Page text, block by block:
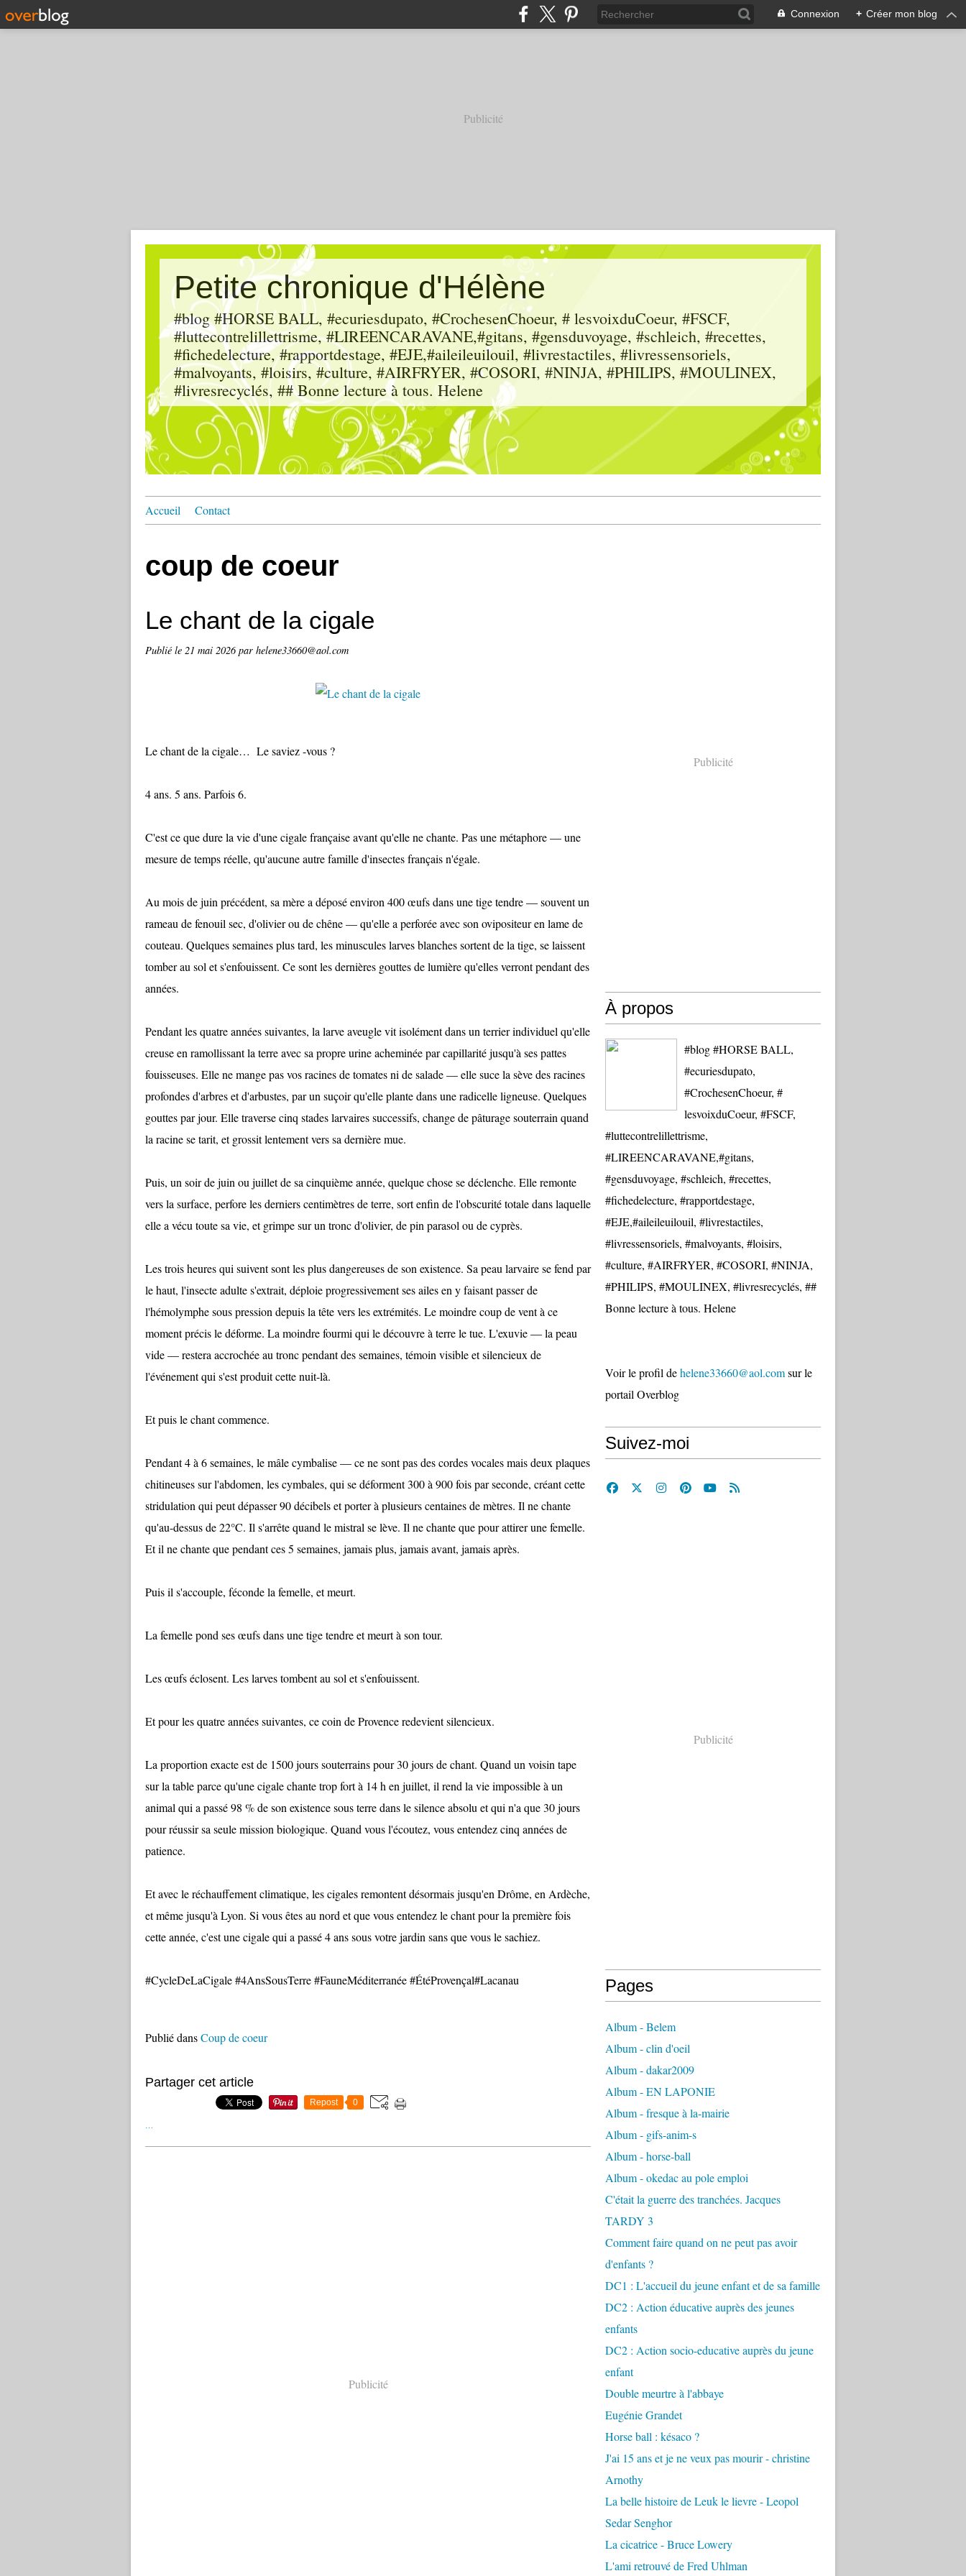
Connexion + Créer mon blog
Publicité
Petite chronique d'Hélène
#blog #HORSE BALL, #ecuriesdupato, #CrochesenChoeur, # lesvoixduCoeur, #FSCF,
#luttecontrelillettrisme, #LIREENCARAVANE,#gitans, #gensduvoyage, #schleich, #recettes,
#fichedelecture, #rapportdestage, #EJE,#aileileuilouil, #livrestactiles, #livressensoriels,
#malvoyants, #loisirs, #culture, #AIRFRYER, #COSORI, #NINJA, #PHILIPS, #MOULINEX,
#livresrecyclés, ## Bonne lecture à tous. Helene
Accueil Contact
coup de coeur
Le chant de la cigale
Publié le 21 mai 2026par helene33660@aol.com
Le chant de la cigale… Le saviez -vous ?
4 ans. 5 ans. Parfois 6.
C'est ce que dure la vie d'une cigale française avant qu'elle ne chante. Pas une métaphore — une
mesure de temps réelle, qu'aucune autre famille d'insectes français n'égale.
Au mois de juin précédent, sa mère a déposé environ 400 œufs dans une tige tendre — souvent un
rameau de fenouil sec, d'olivier ou de chêne — qu'elle a perforée avec son ovipositeur en lame de
couteau. Quelques semaines plus tard, les minuscules larves blanches sortent de la tige, se laissent
tomber au sol et s'enfouissent. Ce sont les dernières gouttes de lumière qu'elles verront pendant des
années.
Pendant les quatre années suivantes, la larve aveugle vit isolément dans un terrier individuel qu'elle
creuse en ramollissant la terre avec sa propre urine acheminée par capillarité jusqu'à ses pattes
fouisseuses. Elle ne mange pas vos racines de tomates ni de salade — elle suce la sève des racines
profondes d'arbres et d'arbustes, par un suçoir qu'elle plante dans une radicelle ligneuse. Quelques
gouttes par jour. Elle traverse cinq stades larvaires successifs, change de pâturage souterrain quand
la racine se tarit, et grossit lentement vers sa dernière mue.
Puis, un soir de juin ou juillet de sa cinquième année, quelque chose se déclenche. Elle remonte
vers la surface, perfore les derniers centimètres de terre, sort enfin de l'obscurité totale dans laquelle
elle a vécu toute sa vie, et grimpe sur un tronc d'olivier, de pin parasol ou de cyprès.
Les trois heures qui suivent sont les plus dangereuses de son existence. Sa peau larvaire se fend par
le haut, l'insecte adulte s'extrait, déploie progressivement ses ailes en y faisant passer de
l'hémolymphe sous pression depuis la tête vers les extrémités. Le moindre coup de vent à ce
moment précis le déforme. La moindre fourmi qui le découvre à terre le tue. L'exuvie — la peau
vide — restera accrochée au tronc pendant des semaines, témoin visible et silencieux de
l'événement qui s'est produit cette nuit-là.
Et puis le chant commence.
Pendant 4 à 6 semaines, le mâle cymbalise — ce ne sont pas des cordes vocales mais deux plaques
chitineuses sur l'abdomen, les cymbales, qui se déforment 300 à 900 fois par seconde, créant cette
stridulation qui peut dépasser 90 décibels et porter à plusieurs centaines de mètres. Il ne chante
qu'au-dessus de 22°C. Il s'arrête quand le mistral se lève. Il ne chante que pour attirer une femelle.
Et il ne chante que pendant ces 5 semaines, jamais plus, jamais avant, jamais après.
Puis il s'accouple, féconde la femelle, et meurt.
La femelle pond ses œufs dans une tige tendre et meurt à son tour.
Les œufs éclosent. Les larves tombent au sol et s'enfouissent.
Et pour les quatre années suivantes, ce coin de Provence redevient silencieux.
La proportion exacte est de 1500 jours souterrains pour 30 jours de chant. Quand un voisin tape
sur la table parce qu'une cigale chante trop fort à 14 h en juillet, il rend la vie impossible à un
animal qui a passé 98 % de son existence sous terre dans le silence absolu et qui n'a que 30 jours
pour réussir sa seule mission biologique. Quand vous l'écoutez, vous entendez cinq années de
patience.
Et avec le réchauffement climatique, les cigales remontent désormais jusqu'en Drôme, en Ardèche,
et même jusqu'à Lyon. Si vous êtes au nord et que vous entendez le chant pour la première fois
cette année, c'est une cigale qui a passé 4 ans sous votre jardin sans que vous le sachiez.
#CycleDeLaCigale #4AnsSousTerre #FauneMéditerranée #ÉtéProvençal#Lacanau
Publié dansCoup de coeur
Partager cet article
Repost 0
…
Publicité
Publicité
À propos
#blog #HORSE BALL,
#ecuriesdupato,
#CrochesenChoeur, #
lesvoixduCoeur, #FSCF,
#luttecontrelillettrisme,
#LIREENCARAVANE,#gitans,
#gensduvoyage, #schleich, #recettes,
#fichedelecture, #rapportdestage,
#EJE,#aileileuilouil, #livrestactiles,
#livressensoriels, #malvoyants, #loisirs,
#culture, #AIRFRYER, #COSORI, #NINJA,
#PHILIPS, #MOULINEX, #livresrecyclés, ##
Bonne lecture à tous. Helene
Voir le profil dehelene33660@aol.comsur le
portail Overblog
Suivez-moi
Publicité
Pages
Album - Belem
Album - clin d'oeil
Album - dakar2009
Album - EN LAPONIE
Album - fresque à la-mairie
Album - gifs-anim-s
Album - horse-ball
Album - okedac au pole emploi
C'était la guerre des tranchées. Jacques
TARDY 3
Comment faire quand on ne peut pas avoir
d'enfants ?
DC1 : L'accueil du jeune enfant et de sa famille
DC2 : Action éducative auprès des jeunes
enfants
DC2 : Action socio-educative auprès du jeune
enfant
Double meurtre à l'abbaye
Eugénie Grandet
Horse ball : késaco ?
J'ai 15 ans et je ne veux pas mourir - christine
Arnothy
La belle histoire de Leuk le lievre - Leopol
Sedar Senghor
La cicatrice - Bruce Lowery
L'ami retrouvé de Fred Uhlman